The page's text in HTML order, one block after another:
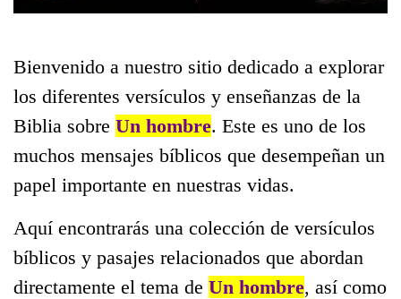
Bienvenido a nuestro sitio dedicado a explorar
los diferentes versículos y enseñanzas de la
Biblia sobre Un hombre. Este es uno de los
muchos mensajes bíblicos que desempeñan un
papel importante en nuestras vidas.
Aquí encontrarás una colección de versículos
bíblicos y pasajes relacionados que abordan
directamente el tema de Un hombre, así como